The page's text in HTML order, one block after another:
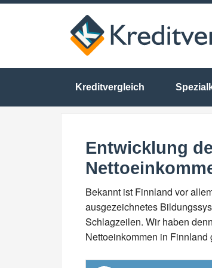
Kreditvergleich
Entwicklung
Bekannt ist Finnland vor
ausgezeichnetes
Schlagzeilen. Wir haben
Nettoeinkommen in Finnland